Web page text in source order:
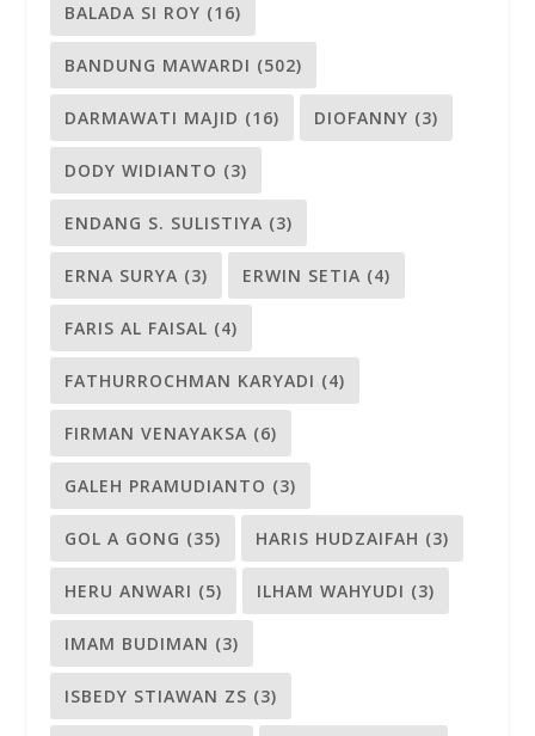
BALADA SI ROY (16)
BANDUNG MAWARDI (502)
DARMAWATI MAJID (16) DIOFANNY (3)
DODY WIDIANTO (3)
ENDANG S. SULISTIYA (3)
ERNA SURYA (3) ERWIN SETIA (4)
FARIS AL FAISAL (4)
FATHURROCHMAN KARYADI (4)
FIRMAN VENAYAKSA (6)
GALEH PRAMUDIANTO (3)
GOL A GONG (35) HARIS HUDZAIFAH (3)
HERU ANWARI (5) ILHAM WAHYUDI (3)
IMAM BUDIMAN (3)
ISBEDY STIAWAN ZS (3)